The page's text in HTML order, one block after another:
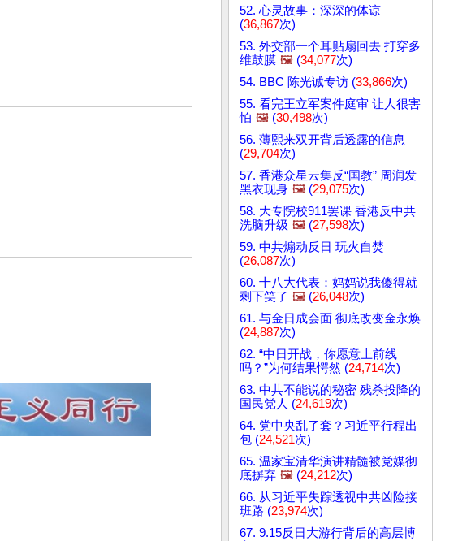
52. 心灵故事：深深的体谅
(36,867次)
53. 外交部一个耳贴扇回去 打穿多
维鼓膜 🖼️ (34,077次)
54. BBC 陈光诚专访 (33,866次)
55. 看完王立军案件庭审 让人很害
怕 🖼️ (30,498次)
56. 薄熙来双开背后透露的信息
(29,704次)
57. 香港众星云集反“国教” 周润发
黑衣现身 🖼️ (29,075次)
58. 大专院校911罢课 香港反中共
洗脑升级 🖼️ (27,598次)
59. 中共煽动反日 玩火自焚
(26,087次)
60. 十八大代表：妈妈说我傻得就
剩下笑了 🖼️ (26,048次)
61. 与金日成会面 彻底改变金永焕
(24,887次)
62. “中日开战，你愿意上前线
吗？”为何结果愕然 (24,714次)
63. 中共不能说的秘密 残杀投降的
国民党人 (24,619次)
64. 党中央乱了套？习近平行程出
包 (24,521次)
65. 温家宝清华演讲精髓被党媒彻
底摒弃 🖼️ (24,212次)
66. 从习近平失踪透视中共凶险接
班路 (23,974次)
67. 9.15反日大游行背后的高层博